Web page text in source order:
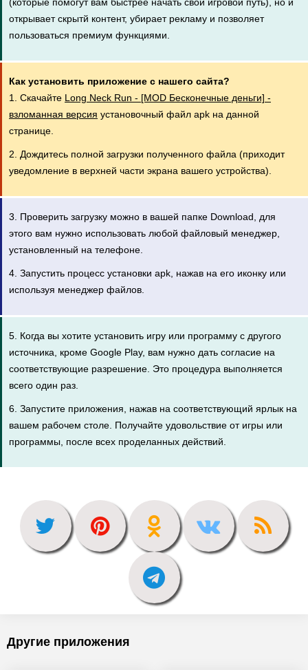
открывает скрытй контент, убирает рекламу и позволяет
пользоваться премиум функциями.
Как установить приложение с нашего сайта?
1. Скачайте Long Neck Run - [MOD Бесконечные деньги] -
взломанная версия установочный файл apk на данной
странице.
2. Дождитесь полной загрузки полученного файла (приходит
уведомление в верхней части экрана вашего устройства).
3. Проверить загрузку можно в вашей папке Download, для
этого вам нужно использовать любой файловый менеджер,
установленный на телефоне.
4. Запустить процесс установки apk, нажав на его иконку или
используя менеджер файлов.
5. Когда вы хотите установить игру или программу с другого
источника, кроме Google Play, вам нужно дать согласие на
соответствующие разрешение. Это процедура выполняется
всего один раз.
6. Запустите приложения, нажав на соответствующий ярлык на
вашем рабочем столе. Получайте удовольствие от игры или
программы, после всех проделанных действий.
Другие приложения